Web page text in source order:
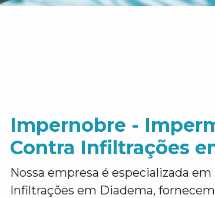
Impernobre -
Contra Infiltrações
Nossa empresa é especializada
Infiltrações em Diadema,